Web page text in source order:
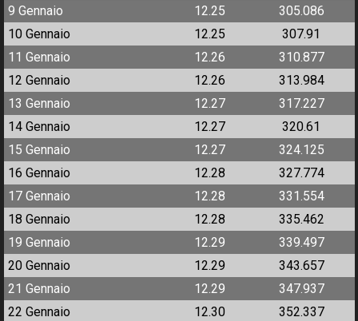
9 Gennaio
12.25
305.086
10 Gennaio
12.25
307.91
11 Gennaio
12.26
310.877
12 Gennaio
12.26
313.984
13 Gennaio
12.27
317.227
14 Gennaio
12.27
320.61
15 Gennaio
12.27
324.125
16 Gennaio
12.28
327.774
17 Gennaio
12.28
331.554
18 Gennaio
12.28
335.462
19 Gennaio
12.29
339.497
20 Gennaio
12.29
343.657
21 Gennaio
12.29
347.937
22 Gennaio
12.30
352.337